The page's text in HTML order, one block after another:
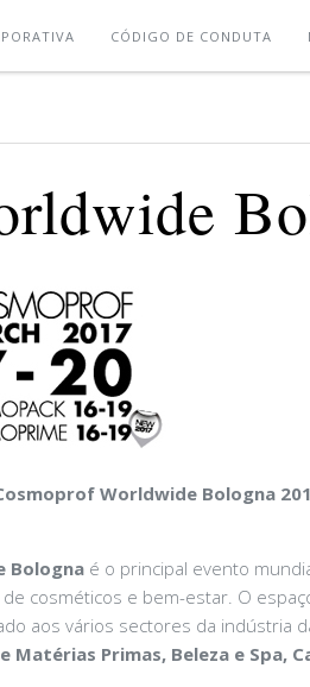
CÓDIGO DE CONDUTA
Worldwide Bologna
Bologna é o principal evento
cosméticos e bem-estar. O
aos vários sectores da indústria
Primas, Beleza e Spa,